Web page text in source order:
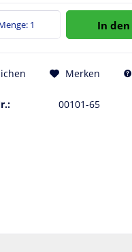
In den
Merken
00101-65